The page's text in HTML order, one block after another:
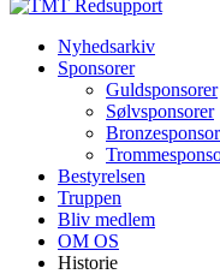
Nyhedsarkiv
Sponsorer
Guldsponsorer
Sølvsponsorer
Bestyrelsen
Truppen
Bliv medlem
OM OS
Historie